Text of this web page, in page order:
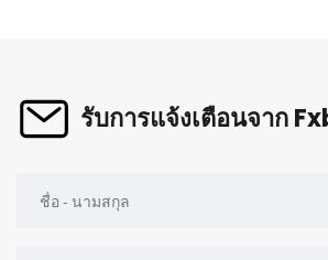
รับการแจ้งเตือนจาก